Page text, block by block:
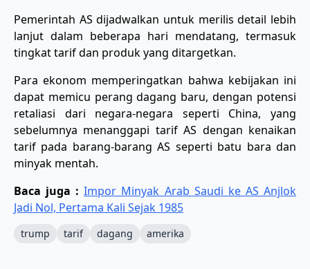
Pemerintah AS dijadwalkan untuk merilis detail lebih
lanjut dalam beberapa hari mendatang, termasuk
tingkat tarif dan produk yang ditargetkan.
Para ekonom memperingatkan bahwa kebijakan ini
dapat memicu perang dagang baru, dengan potensi
retaliasi dari negara-negara seperti China, yang
sebelumnya menanggapi tarif AS dengan kenaikan
tarif pada barang-barang AS seperti batu bara dan
minyak mentah.
Baca juga :Impor Minyak Arab Saudi ke AS Anjlok
Jadi Nol, Pertama Kali Sejak 1985
trump tarif dagang amerika